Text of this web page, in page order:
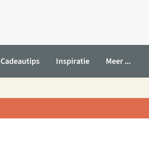
Cadeautips Inspiratie Meer ...